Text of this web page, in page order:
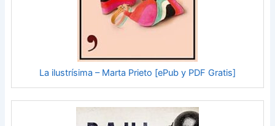
La ilustrísima – Marta Prieto [ePub y PDF Gratis]